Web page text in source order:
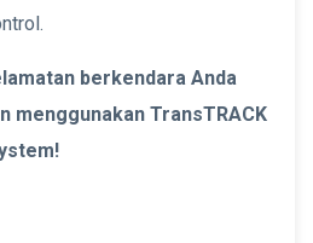
berkendara Anda
menggunakan TransTRACK